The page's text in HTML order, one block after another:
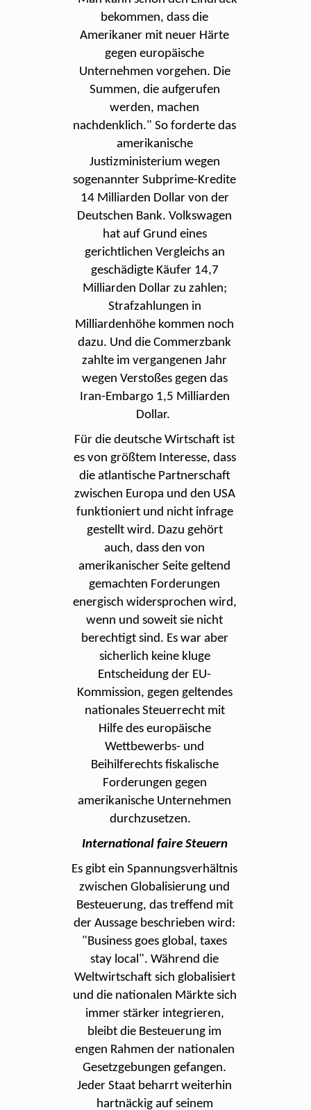
bekommen, dass die
Amerikaner mit neuer Härte
gegen europäische
Unternehmen vorgehen. Die
Summen, die aufgerufen
werden, machen
nachdenklich." So forderte das
amerikanische
Justizministerium wegen
sogenannter Subprime-Kredite
14 Milliarden Dollar von der
Deutschen Bank. Volkswagen
hat auf Grund eines
gerichtlichen Vergleichs an
geschädigte Käufer 14,7
Milliarden Dollar zu zahlen;
Strafzahlungen in
Milliardenhöhe kommen noch
dazu. Und die Commerzbank
zahlte im vergangenen Jahr
wegen Verstoßes gegen das
Iran-Embargo 1,5 Milliarden
Dollar.
Für die deutsche Wirtschaft ist
es von größtem Interesse, dass
die atlantische Partnerschaft
zwischen Europa und den USA
funktioniert und nicht infrage
gestellt wird. Dazu gehört
auch, dass den von
amerikanischer Seite geltend
gemachten Forderungen
energisch widersprochen wird,
wenn und soweit sie nicht
berechtigt sind. Es war aber
sicherlich keine kluge
Entscheidung der EU-
Kommission, gegen geltendes
nationales Steuerrecht mit
Hilfe des europäische
Wettbewerbs- und
Beihilferechts fiskalische
Forderungen gegen
amerikanische Unternehmen
durchzusetzen.
International faire Steuern
Es gibt ein Spannungsverhältnis
zwischen Globalisierung und
Besteuerung, das treffend mit
der Aussage beschrieben wird:
"Business goes global, taxes
stay local". Während die
Weltwirtschaft sich globalisiert
und die nationalen Märkte sich
immer stärker integrieren,
bleibt die Besteuerung im
engen Rahmen der nationalen
Gesetzgebungen gefangen.
Jeder Staat beharrt weiterhin
hartnäckig auf seinem